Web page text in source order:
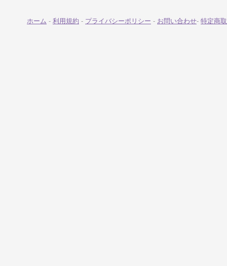
ホーム - 利用規約 - プライバシーポリシー - お問い合わせ- 特定商